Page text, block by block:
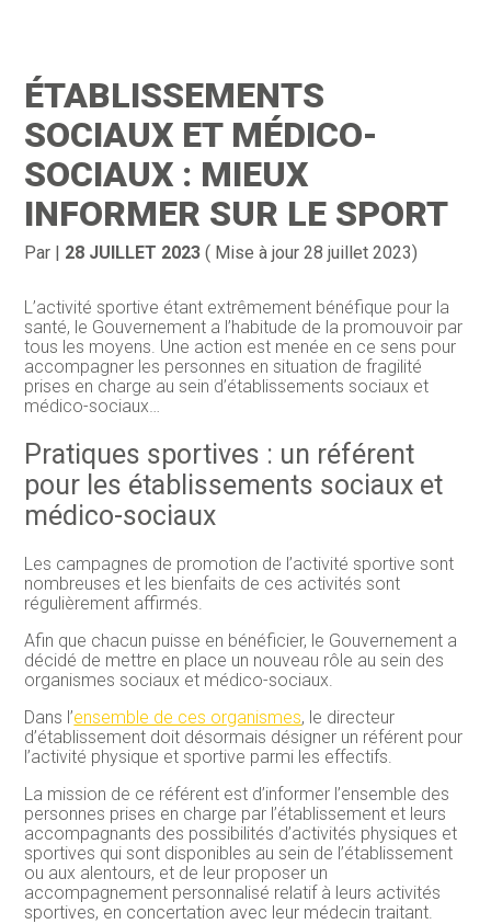
Gestion au quotidien
Pilotage d’entreprise
Entreprise en difficultés
Compta
Juridique
Documents
Dématérialisation / collecte
ÉTABLISSEMENTS
SOCIAUX ET MÉDICO-
SOCIAUX : MIEUX
INFORMER SUR LE SPORT
Par | 28 JUILLET 2023 ( Mise à jour 28 juillet 2023)
L’activité sportive étant extrêmement bénéfique pour la
santé, le Gouvernement a l’habitude de la promouvoir par
tous les moyens. Une action est menée en ce sens pour
accompagner les personnes en situation de fragilité
prises en charge au sein d’établissements sociaux et
médico-sociaux…
Pratiques sportives : un référent
pour les établissements sociaux et
médico-sociaux
Les campagnes de promotion de l’activité sportive sont
nombreuses et les bienfaits de ces activités sont
régulièrement affirmés.
Afin que chacun puisse en bénéficier, le Gouvernement a
décidé de mettre en place un nouveau rôle au sein des
organismes sociaux et médico-sociaux.
Dans l’ensemble de ces organismes, le directeur
d’établissement doit désormais désigner un référent pour
l’activité physique et sportive parmi les effectifs.
La mission de ce référent est d’informer l’ensemble des
personnes prises en charge par l’établissement et leurs
accompagnants des possibilités d’activités physiques et
sportives qui sont disponibles au sein de l’établissement
ou aux alentours, et de leur proposer un
accompagnement personnalisé relatif à leurs activités
sportives, en concertation avec leur médecin traitant.